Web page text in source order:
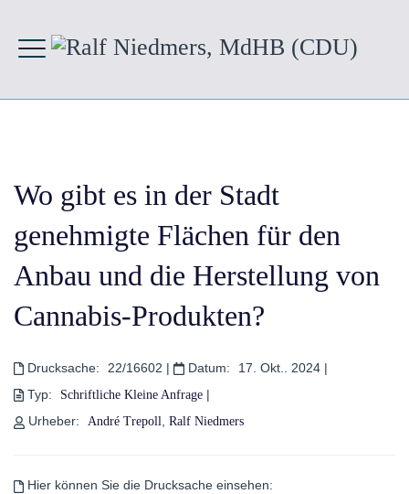
Wo gibt es in der Stadt
genehmigte Flächen für den
Anbau und die Herstellung von
Cannabis-Produkten?
Drucksache: 22/16602 | Datum: 17. Okt.. 2024 |
Typ:
Schriftliche Kleine Anfrage |
Urheber:
André Trepoll,Ralf Niedmers
Hier können Sie die Drucksache einsehen: